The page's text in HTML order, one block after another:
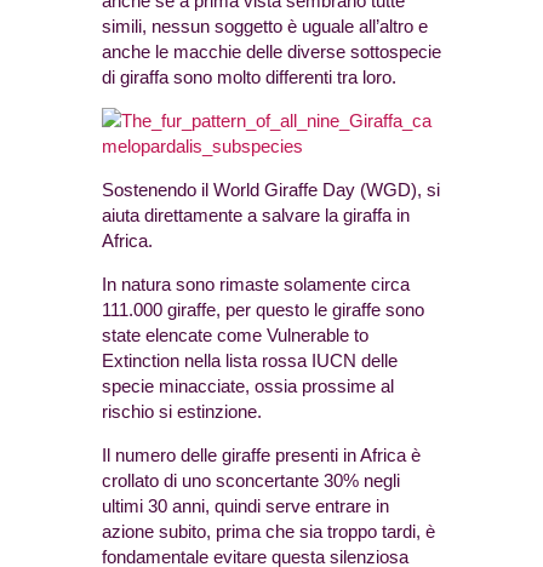
simili, nessun soggetto è uguale all’altro e
anche le macchie delle diverse sottospecie
di giraffa sono molto differenti tra loro.
Sostenendo il World Giraffe Day (WGD), si
aiuta direttamente a salvare la giraffa in
Africa.
In natura sono rimaste solamente circa
111.000 giraffe, per questo le giraffe sono
state elencate come Vulnerable to
Extinction nella lista rossa IUCN delle
specie minacciate, ossia prossime al
rischio si estinzione.
Il numero delle giraffe presenti in Africa è
crollato di uno sconcertante 30% negli
ultimi 30 anni, quindi serve entrare in
azione subito, prima che sia troppo tardi, è
fondamentale evitare questa silenziosa